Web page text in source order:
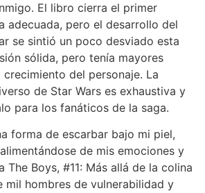
El libro cierra el primer
adecuada, pero el desarrollo del
se sintió un poco desviado esta
sólida, pero tenía mayores
crecimiento del personaje. La
de Star Wars es exhaustiva y
para los fanáticos de la saga.
forma de escarbar bajo mi piel,
de mis emociones y
The Boys, #11: Más allá de la colina
mil hombres de vulnerabilidad y